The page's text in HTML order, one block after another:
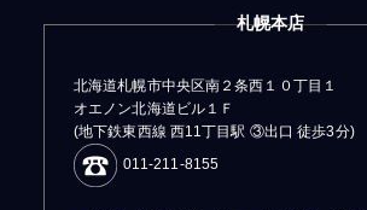
札幌本店
北海道札幌市中央区南２条西１０丁目１
オエノン北海道ビル１Ｆ
(地下鉄東西線 西11丁目駅 ③出口 徒歩3分)
011-211-8155